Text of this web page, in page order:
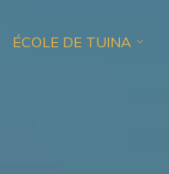
ÉCOLE DE TUINA